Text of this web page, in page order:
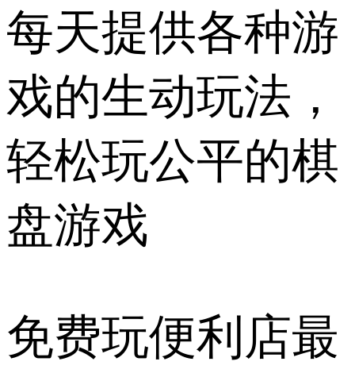
每天提供各种游
戏的生动玩法，
轻松玩公平的棋
盘游戏
免费玩便利店最